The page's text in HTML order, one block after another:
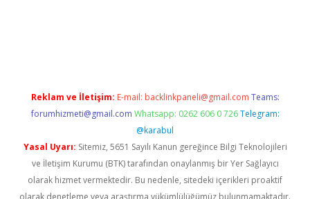
Reklam ve İletişim: E-mail: backlinkpaneli@gmail.com Teams:
forumhizmeti@gmail.com Whatsapp: 0262 606 0 726 Telegram:
@karabul
Yasal Uyarı: Sitemiz, 5651 Sayılı Kanun gereğince Bilgi Teknolojileri
ve İletişim Kurumu (BTK) tarafından onaylanmış bir Yer Sağlayıcı
olarak hizmet vermektedir. Bu nedenle, sitedeki içerikleri proaktif
olarak denetleme veya araştırma yükümlülüğümüz bulunmamaktadır.